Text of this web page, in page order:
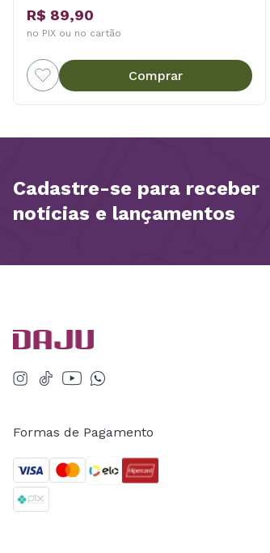
R$ 89,90
no PIX ou no cartão
Comprar
Cadastre-se para receber
notícias e lançamentos
Formas de Pagamento